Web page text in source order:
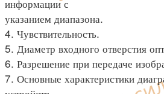
информации с
указанием диапазона.
4. Чувствительность.
5. Диаметр входного отверстия
6. Разрешение при передаче
7. Основные характеристики